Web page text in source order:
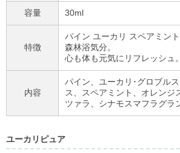
容量 30ml
特徴
パイン ユーカリ スペアミン
森林浴気分。
心も体も元気にリフレッシュ。
内容
パイン、ユーカリ･グロブル
ス、スペアミント、オレンジ
ツァラ、シナモスマフラグラ
ユーカリピュア